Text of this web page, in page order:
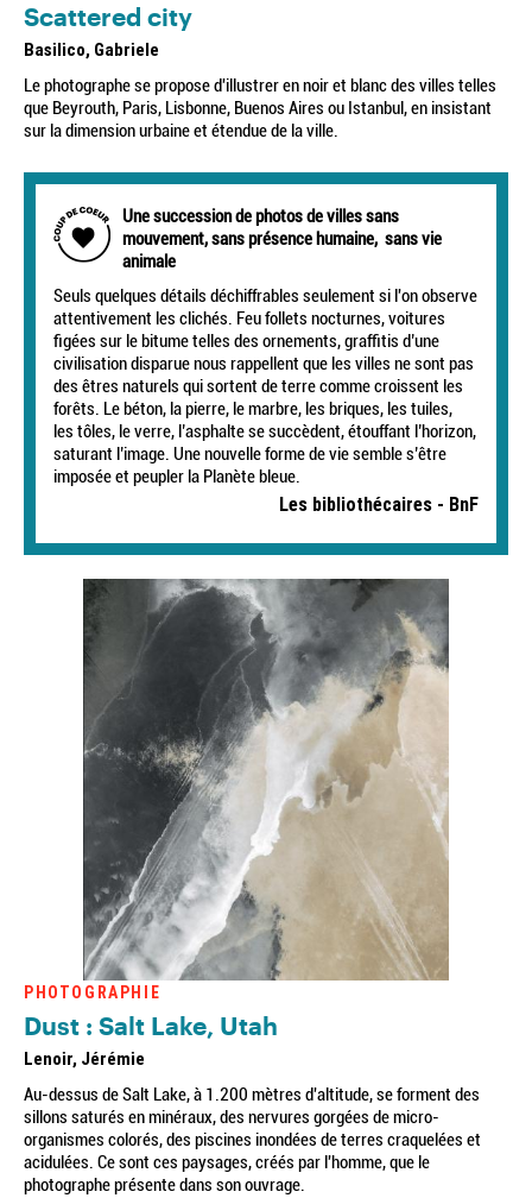
Scattered city
Basilico, Gabriele
Le photographe se propose d'illustrer en noir et blanc des villes telles
que Beyrouth, Paris, Lisbonne, Buenos Aires ou Istanbul, en insistant
sur la dimension urbaine et étendue de la ville.
Une succession de photos de villes sans
mouvement, sans présence humaine, sans vie
animale
Seuls quelques détails déchiffrables seulement si l'on observe
attentivement les clichés. Feu follets nocturnes, voitures
figées sur le bitume telles des ornements, graffitis d’une
civilisation disparue nous rappellent que les villes ne sont pas
des êtres naturels qui sortent de terre comme croissent les
forêts. Le béton, la pierre, le marbre, les briques, les tuiles,
les tôles, le verre, l’asphalte se succèdent, étouffant l’horizon,
saturant l’image. Une nouvelle forme de vie semble s’être
imposée et peupler la Planète bleue.
Les bibliothécaires - BnF
PHOTOGRAPHIE
Dust : Salt Lake, Utah
Lenoir, Jérémie
Au-dessus de Salt Lake, à 1.200 mètres d'altitude, se forment des
sillons saturés en minéraux, des nervures gorgées de micro-
organismes colorés, des piscines inondées de terres craquelées et
acidulées. Ce sont ces paysages, créés par l'homme, que le
photographe présente dans son ouvrage.